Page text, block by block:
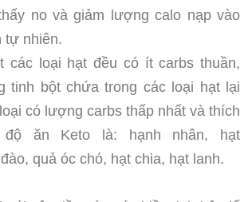
no và giảm lượng calo nạp vào
tự nhiên.
các loại hạt đều có ít carbs thuần,
tinh bột chứa trong các loại hạt lại
có lượng carbs thấp nhất và thích
ăn Keto là: hạnh nhân, hạt
quả óc chó, hạt chia, hạt lanh.